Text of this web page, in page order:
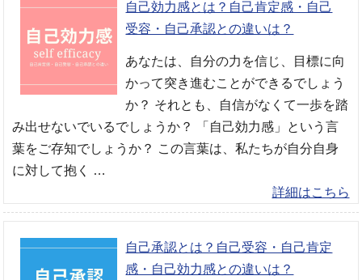
自己効力感とは？自己肯定感・自己
受容・自己承認との違いは？
あなたは、自分の力を信じ、目標に向
かって突き進むことができるでしょう
か？ それとも、自信がなくて一歩を踏
み出せないでいるでしょうか？ 「自己効力感」という言
葉をご存知でしょうか？ この言葉は、私たちが自分自身
に対して抱く …
詳細はこちら
自己承認とは？自己受容・自己肯定
感・自己効力感との違いは？